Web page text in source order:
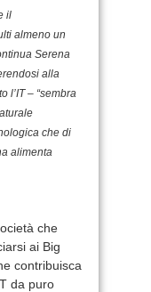
il
almeno un
Serena
alla
l’IT – “sembra
che di
alimenta
che
ai Big
contribuisca
da puro